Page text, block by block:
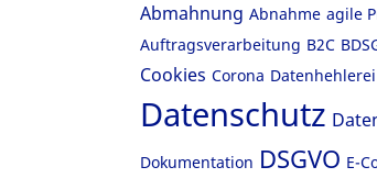
Abmahnung Abnahme agile
Auftragsverarbeitung B2C
Cookies Corona Datenhehlerei
Datenschutz
Dokumentation DSGVO E-